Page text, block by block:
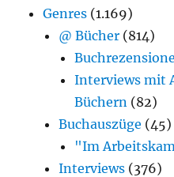
Genres (1.169)
@ Bücher (814)
Interviews mit
Büchern (82)
Buchauszüge (45)
"Im
Interviews (376)